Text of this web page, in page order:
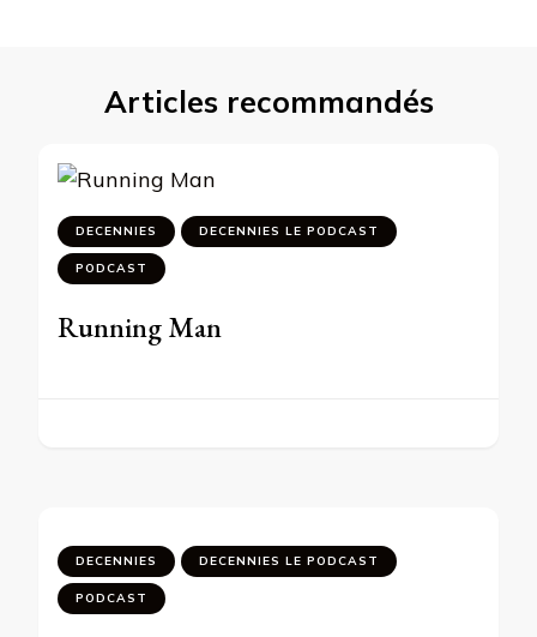
Articles recommandés
DECENNIES DECENNIES LE PODCAST
PODCAST
Running Man
DECENNIES DECENNIES LE PODCAST
PODCAST